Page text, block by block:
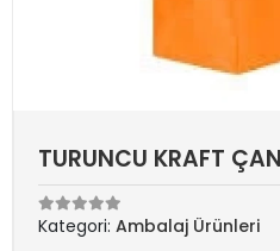
TURUNCU KRAFT
Kategori: Ambalaj Ürünleri